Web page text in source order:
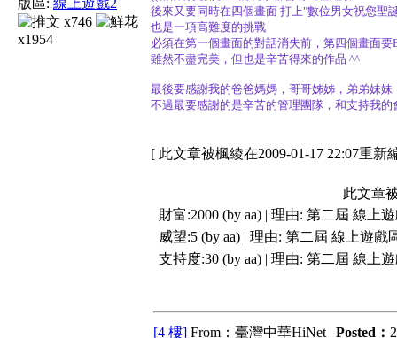
版區: 線上遊戲2
x746
x1954
後來又要同時在四個畫面 打上"數位男女祝您聖
也是一項高難度的挑戰
必須在第一個畫面的對話消失前，第四個畫面要
雖然不盡完美，但也是辛苦得來的作品 ^^
最後要感謝我的爸爸媽媽，哥哥姊姊，弟弟妹
不過最要感謝的是辛苦的管理團隊，和支持我
[ 此文章被楓綾在2009-01-17 22:07重新
此文章
財富:2000 (by aa) | 理由: 第二屆 線上
威望:5 (by aa) | 理由: 第二屆 線上遊戲
支持度:30 (by aa) | 理由: 第二屆 線上
[4 樓] From：臺灣中華HiNet | Posted：